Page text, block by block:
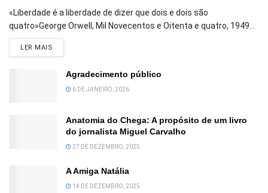
«Liberdade é a liberdade de dizer que dois e dois são
quatro»George Orwell, Mil Novecentos e Oitenta e quatro, 1949...
LER MAIS
Agradecimento público
6 DE JANEIRO, 2026
Anatomia do Chega: A propósito de um livro
do jornalista Miguel Carvalho
27 DE DEZEMBRO, 2025
A Amiga Natália
14 DE DEZEMBRO, 2025